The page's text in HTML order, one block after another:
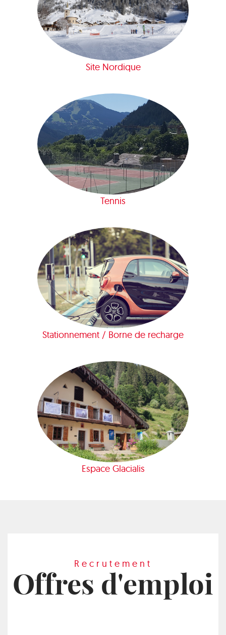
Site Nordique
Tennis
Stationnement / Borne de recharge
Espace Glacialis
Recrutement
Offres d'emploi